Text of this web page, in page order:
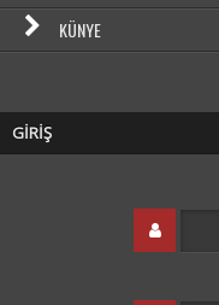
KÜNYE
GİRİŞ